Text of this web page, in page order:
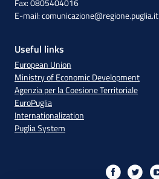
Fax: 0805404016
E-mail:comunicazione@regione.puglia.it
Useful links
European Union
Ministry of Economic Development
Agenzia per la Coesione Territoriale
EuroPuglia
Internationalization
Puglia System